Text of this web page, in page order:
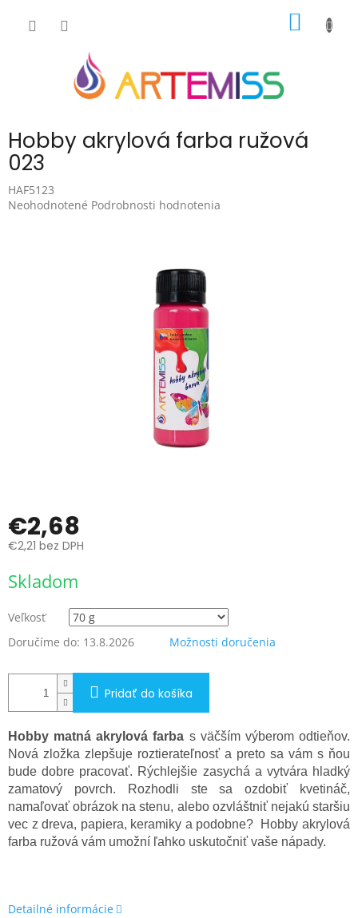
Hobby akrylová farba ružová
023
HAF5123
Priemerné
Neohodnotené Podrobnosti hodnotenia
€2,68
€2,21 bez DPH
cena:
Skladom
Veľkosť
Doručíme do: 13.8.2026 Možnosti doručenia
Pridať do košíka
Hobby matná akrylová farba s väčším výberom odtieňov.
Nová zložka zlepšuje roztierateľnosť a preto sa vám s ňou
bude dobre pracovať. Rýchlejšie zasychá a vytvára hladký
zamatový povrch. Rozhodli ste sa ozdobiť kvetináč,
namaľovať obrázok na stenu, alebo ozvláštniť nejakú staršiu
vec z dreva, papiera, keramiky a podobne? Hobby akrylová
farba ružová vám umožní ľahko uskutočniť vaše nápady.
Detailné informácie